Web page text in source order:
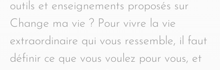
outils et enseignements proposés sur
Change ma vie ? Pour vivre la vie
extraordinaire qui vous ressemble, il faut
définir ce que vous voulez pour vous, et